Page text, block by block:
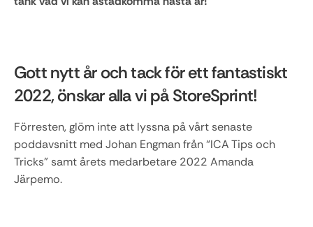
Gott nytt år och tack för ett fantastiskt
2022, önskar alla vi på StoreSprint!
Förresten, glöm inte att lyssna på vårt senaste
poddavsnitt med Johan Engman från “ICA Tips och
Tricks” samt årets medarbetare 2022 Amanda
Järpemo.